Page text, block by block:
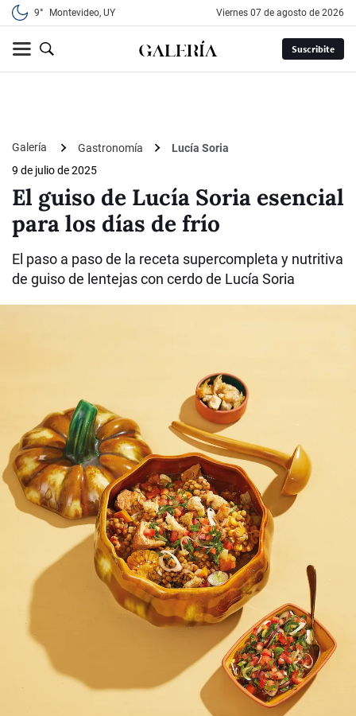
9° Montevideo, UY viernes 07 de agosto de 2026
Suscribite
Galería Gastronomía
Lucía Soria
9 de julio de 2025
El guiso de Lucía Soria esencial
para los días de frío
El paso a paso de la receta supercompleta y nutritiva
de guiso de lentejas con cerdo de Lucía Soria